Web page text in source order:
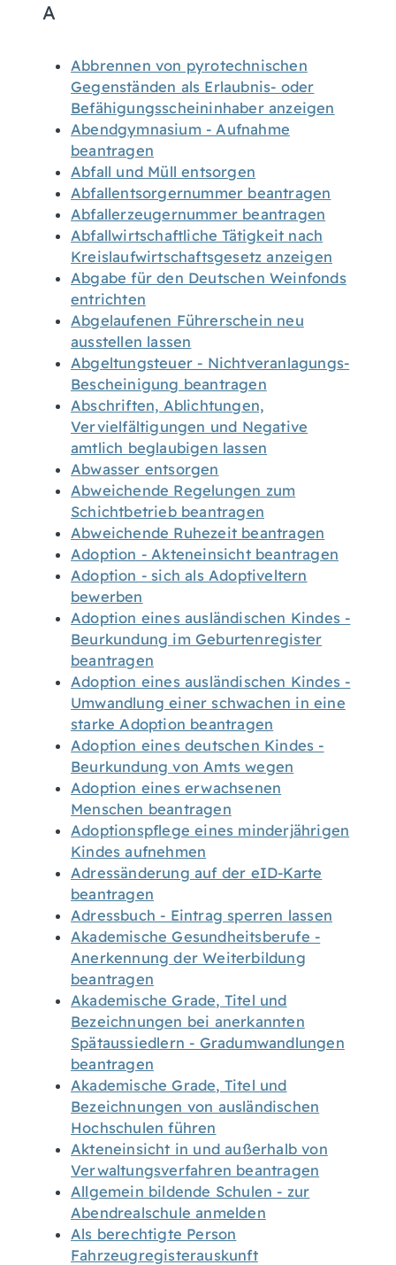
A
Abbrennen von pyrotechnischen
Gegenständen als Erlaubnis- oder
Befähigungsscheininhaber anzeigen
Abendgymnasium - Aufnahme
beantragen
Abfall und Müll entsorgen
Abfallentsorgernummer beantragen
Abfallerzeugernummer beantragen
Abfallwirtschaftliche Tätigkeit nach
Kreislaufwirtschaftsgesetz anzeigen
Abgabe für den Deutschen Weinfonds
entrichten
Abgelaufenen Führerschein neu
ausstellen lassen
Abgeltungsteuer - Nichtveranlagungs-
Bescheinigung beantragen
Abschriften, Ablichtungen,
Vervielfältigungen und Negative
amtlich beglaubigen lassen
Abwasser entsorgen
Abweichende Regelungen zum
Schichtbetrieb beantragen
Abweichende Ruhezeit beantragen
Adoption - Akteneinsicht beantragen
Adoption - sich als Adoptiveltern
bewerben
Adoption eines ausländischen Kindes -
Beurkundung im Geburtenregister
beantragen
Adoption eines ausländischen Kindes -
Umwandlung einer schwachen in eine
starke Adoption beantragen
Adoption eines deutschen Kindes -
Beurkundung von Amts wegen
Adoption eines erwachsenen
Menschen beantragen
Adoptionspflege eines minderjährigen
Kindes aufnehmen
Adressänderung auf der eID-Karte
beantragen
Adressbuch - Eintrag sperren lassen
Akademische Gesundheitsberufe -
Anerkennung der Weiterbildung
beantragen
Akademische Grade, Titel und
Bezeichnungen bei anerkannten
Spätaussiedlern - Gradumwandlungen
beantragen
Akademische Grade, Titel und
Bezeichnungen von ausländischen
Hochschulen führen
Akteneinsicht in und außerhalb von
Verwaltungsverfahren beantragen
Allgemein bildende Schulen - zur
Abendrealschule anmelden
Als berechtigte Person
Fahrzeugregisterauskunft